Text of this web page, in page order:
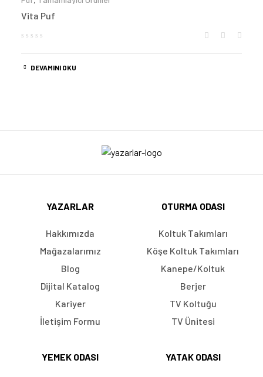
Vita Puf
DEVAMINI OKU
YAZARLAR
Hakkımızda
Mağazalarımız
Blog
Dijital Katalog
Kariyer
İletişim Formu
OTURMA ODASI
Koltuk Takımları
Köşe Koltuk Takımları
Kanepe/Koltuk
Berjer
TV Koltuğu
TV Ünitesi
YEMEK ODASI YATAK ODASI